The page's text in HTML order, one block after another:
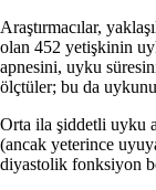
Araştırmacılar,
olan 452 yetişkinin
apnesini, uyku
ölçtüler; bu da
Orta ila şiddetli uyku
(ancak yeterince
diyastolik fonksiyon